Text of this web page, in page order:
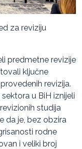
za reviziju
predmetne revizije
ključne
revizija.
u BiH iznijeli
studija
da je, bez obzira
rodne
i veliki broj